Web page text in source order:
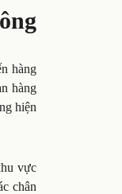
hàng
hàng
hiện
vực
chân